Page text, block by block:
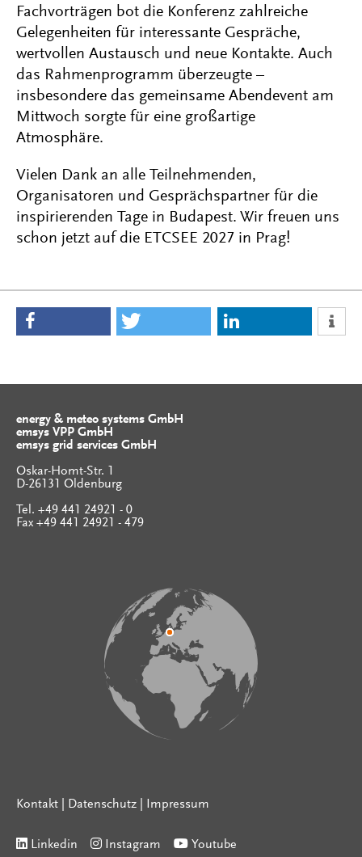
Fachvorträgen bot die Konferenz zahlreiche
Gelegenheiten für interessante Gespräche,
wertvollen Austausch und neue Kontakte. Auch
das Rahmenprogramm überzeugte –
insbesondere das gemeinsame Abendevent am
Mittwoch sorgte für eine großartige
Atmosphäre.
Vielen Dank an alle Teilnehmenden,
Organisatoren und Gesprächspartner für die
inspirierenden Tage in Budapest. Wir freuen uns
schon jetzt auf die ETCSEE 2027 in Prag!
energy & meteo systems GmbH
emsys VPP GmbH
emsys grid services GmbH
Oskar-Homt-Str. 1
D-26131 Oldenburg
Tel. +49 441 24921 - 0
Fax +49 441 24921 - 479
Kontakt Datenschutz Impressum
Linkedin Instagram Youtube